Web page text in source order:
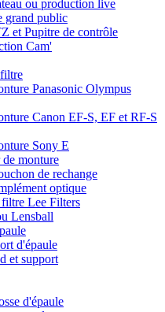
ou production live
grand public
et Pupitre de contrôle
Cam'
Panasonic Olympus
Canon EF-S, EF et RF-S
Sony E
monture
de rechange
optique
filtre Lee Filters
Lensball
d'épaule
et support
d'épaule